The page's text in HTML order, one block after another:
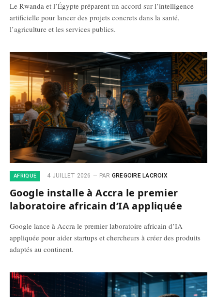
Le Rwanda et l’Égypte préparent un accord sur l’intelligence
artificielle pour lancer des projets concrets dans la santé,
l’agriculture et les services publics.
AFRIQUE 4 JUILLET 2026 PAR GREGOIRE LACROIX
Google installe à Accra le premier
laboratoire africain d’IA appliquée
Google lance à Accra le premier laboratoire africain d’IA
appliquée pour aider startups et chercheurs à créer des produits
adaptés au continent.